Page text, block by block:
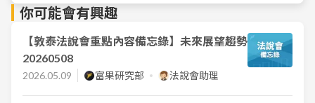
你可能會有興趣
【敦泰法說會重點內容備忘錄】未來展望趨勢
20260508
2026.05.09 富果研究部 法說會助理